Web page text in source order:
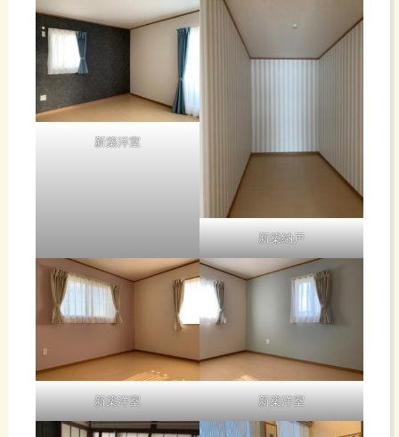
新築洋室
新築納戸
新築洋室 新築洋室